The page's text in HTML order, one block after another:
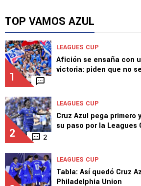
La crítica a Iván Alonso que
Azul
TOP VAMOS AZUL
1
Afición se ensaña con
victoria: piden que no
2 2
Cruz Azul pega primero
su paso por la Leagues